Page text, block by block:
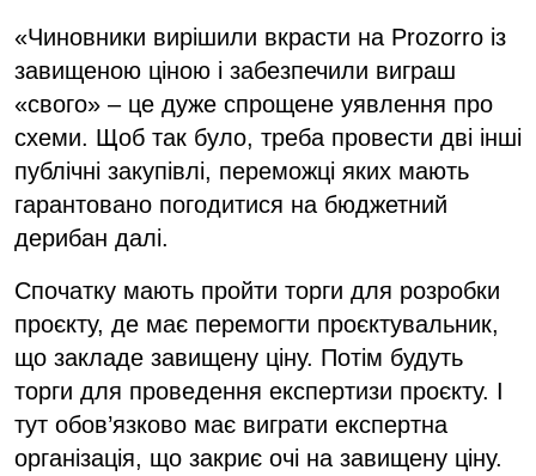
«Чиновники вирішили вкрасти на Prozorro із
завищеною ціною і забезпечили виграш
«свого» – це дуже спрощене уявлення про
схеми. Щоб так було, треба провести дві інші
публічні закупівлі, переможці яких мають
гарантовано погодитися на бюджетний
дерибан далі.
Спочатку мають пройти торги для розробки
проєкту, де має перемогти проєктувальник,
що закладе завищену ціну. Потім будуть
торги для проведення експертизи проєкту. І
тут обов’язково має виграти експертна
організація, що закриє очі на завищену ціну.